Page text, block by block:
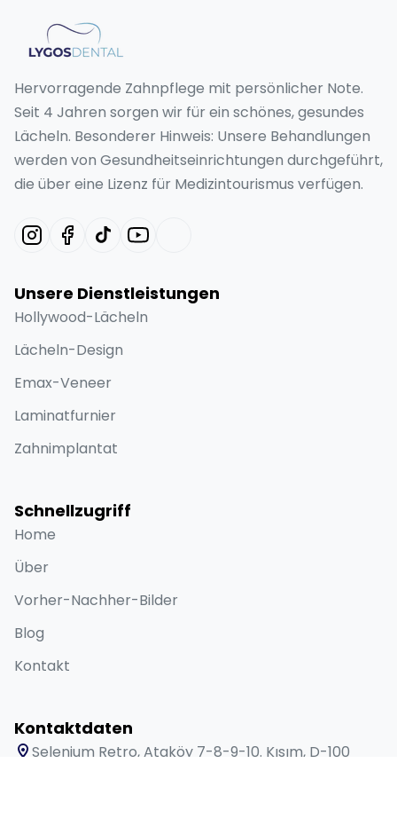
Hervorragende Zahnpflege mit persönlicher Note.
Seit 4 Jahren sorgen wir für ein schönes, gesundes
Lächeln. Besonderer Hinweis: Unsere Behandlungen
werden von Gesundheitseinrichtungen durchgeführt,
die über eine Lizenz für Medizintourismus verfügen.
Unsere Dienstleistungen
Hollywood-Lächeln
Lächeln-Design
Emax-Veneer
Laminatfurnier
Zahnimplantat
Schnellzugriff
Home
Über
Vorher-Nachher-Bilder
Blog
Kontakt
Kontaktdaten
Selenium Retro, Ataköy 7-8-9-10. Kısım, D-100